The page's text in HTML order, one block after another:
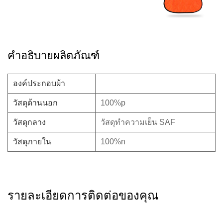
คำอธิบายผลิตภัณฑ์
องค์ประกอบผ้า
วัสดุด้านนอก 100%p
วัสดุกลาง วัสดุทำความเย็น SAF
วัสดุภายใน 100%n
รายละเอียดการติดต่อของคุณ